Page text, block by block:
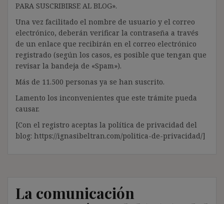
PARA SUSCRIBIRSE AL BLOG».
Una vez facilitado el nombre de usuario y el correo
electrónico, deberán verificar la contraseña a través
de un enlace que recibirán en el correo electrónico
registrado (según los casos, es posible que tengan que
revisar la bandeja de «Spam»).
Más de 11.500 personas ya se han suscrito.
Lamento los inconvenientes que este trámite pueda
causar.
[Con el registro aceptas la política de privacidad del
blog: https://ignasibeltran.com/politica-de-privacidad/]
La comunicación